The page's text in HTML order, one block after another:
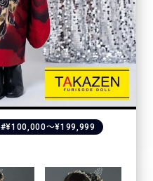
#¥100,000〜¥199,999